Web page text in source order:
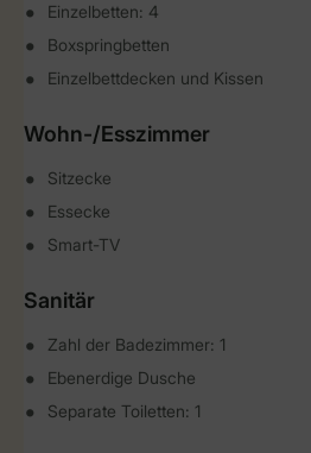
Einzelbetten: 4
Boxspringbetten
Einzelbettdecken und Kissen
Wohn-/Esszimmer
Sitzecke
Essecke
Smart-TV
Sanitär
Zahl der Badezimmer: 1
Ebenerdige Dusche
Separate Toiletten: 1